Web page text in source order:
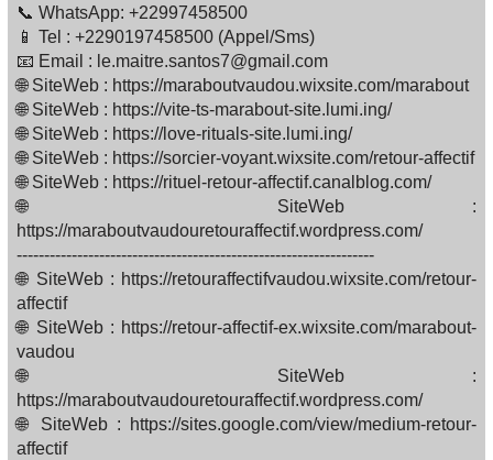
📞 WhatsApp: +22997458500
📱 Tel : +2290197458500 (Appel/Sms)
📧 Email : le.maitre.santos7@gmail.com
🌐 SiteWeb : https://maraboutvaudou.wixsite.com/marabout
🌐 SiteWeb : https://vite-ts-marabout-site.lumi.ing/
🌐 SiteWeb : https://love-rituals-site.lumi.ing/
🌐 SiteWeb : https://sorcier-voyant.wixsite.com/retour-affectif
🌐 SiteWeb : https://rituel-retour-affectif.canalblog.com/
🌐 SiteWeb :
https://maraboutvaudouretouraffectif.wordpress.com/
-----------------------------------------------------------------
🌐 SiteWeb : https://retouraffectifvaudou.wixsite.com/retour-
affectif
🌐 SiteWeb : https://retour-affectif-ex.wixsite.com/marabout-
vaudou
🌐 SiteWeb :
https://maraboutvaudouretouraffectif.wordpress.com/
🌐 SiteWeb : https://sites.google.com/view/medium-retour-
affectif